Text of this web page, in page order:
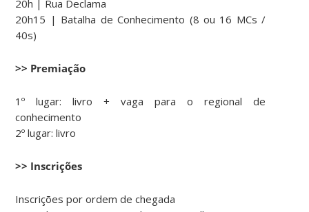
20h | Rua Declama
20h15 | Batalha de Conhecimento (8 ou 16 MCs /
40s)
>> Premiação
1º lugar: livro + vaga para o regional de
conhecimento
2º lugar: livro
>> Inscrições
Inscrições por ordem de chegada